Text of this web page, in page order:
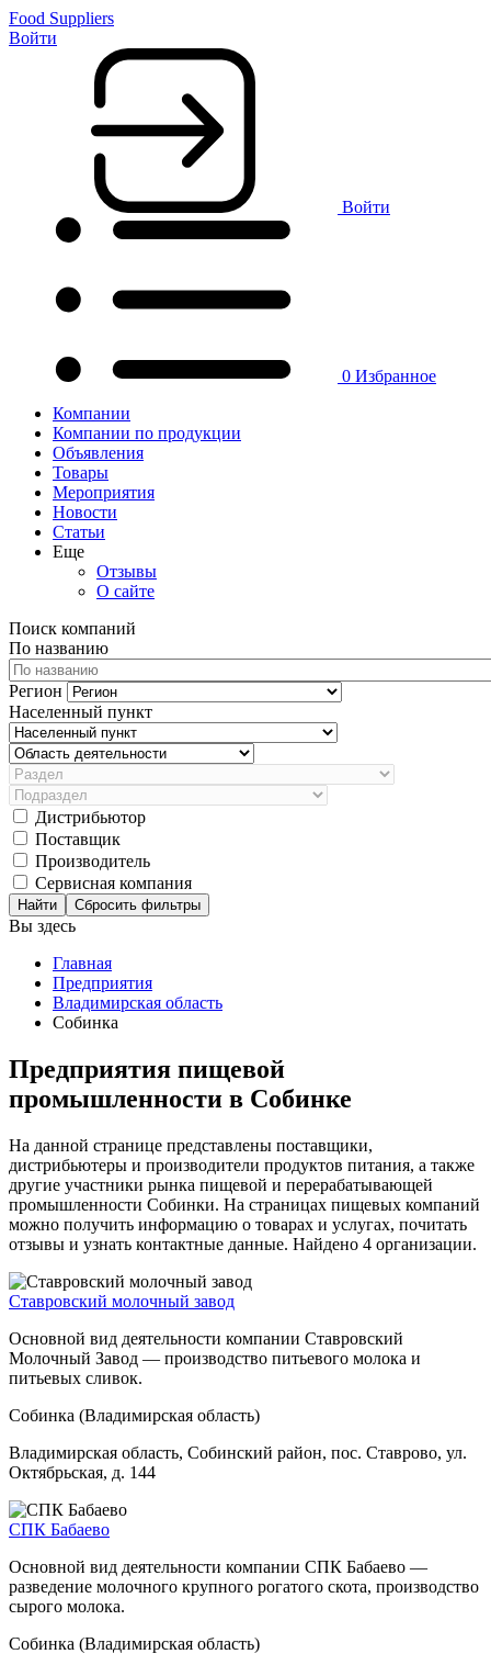
Food Suppliers
Войти
Войти
0 Избранное
Компании
Компании по продукции
Объявления
Товары
Мероприятия
Новости
Статьи
Еще
Отзывы
О сайте
Поиск компаний
По названию
Регион
Населенный пункт
Дистрибьютор
Поставщик
Производитель
Сервисная компания
Сбросить фильтры
Вы здесь
Главная
Предприятия
Владимирская область
Собинка
Предприятия пищевой
промышленности в Собинке
На данной странице представлены поставщики,
дистрибьютеры и производители продуктов питания, а также
другие участники рынка пищевой и перерабатывающей
промышленности Собинки. На страницах пищевых компаний
можно получить информацию о товарах и услугах, почитать
отзывы и узнать контактные данные. Найдено 4 организации.
Ставровский молочный завод
Основной вид деятельности компании Ставровский
Молочный Завод — производство питьевого молока и
питьевых сливок.
Собинка (Владимирская область)
Владимирская область, Собинский район, пос. Ставрово, ул.
Октябрьская, д. 144
СПК Бабаево
Основной вид деятельности компании СПК Бабаево —
разведение молочного крупного рогатого скота, производство
сырого молока.
Собинка (Владимирская область)